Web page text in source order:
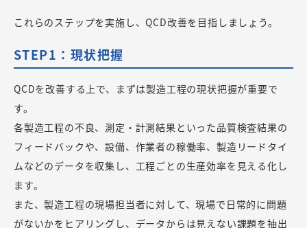
これらのステップを実施し、QCD改善を目指しましょう。
STEP1：現状把握
QCDを改善する上で、まずは製造工程の現状把握が重要で
す。
各製造工程の不良、測定・計測結果といった品質検査結果の
フィードバックや、設備、作業者の稼働率、製造リードタイ
ムなどのデータを収集し、工程ごとの生産効率を見える化し
ます。
また、製造工程の現場担当者に対して、現場で日常的に問題
がないかをヒアリングし、データからは見えない課題を抽出